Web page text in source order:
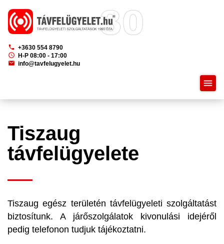
phone +3630 554 8790
schedule
H-P 08:00 - 17:00
mail info@tavfelugyelet.hu
menu
Tiszaug
távfelügyelete
Tiszaug egész területén távfelügyeleti szolgáltatást
biztosítunk. A járőszolgálatok kivonulási idejéről
pedig telefonon tudjuk tájékoztatni.